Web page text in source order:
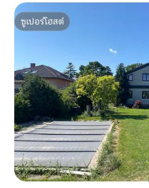
ซูเปอร์โฮสต์
ซูเปอร์โฮสต์